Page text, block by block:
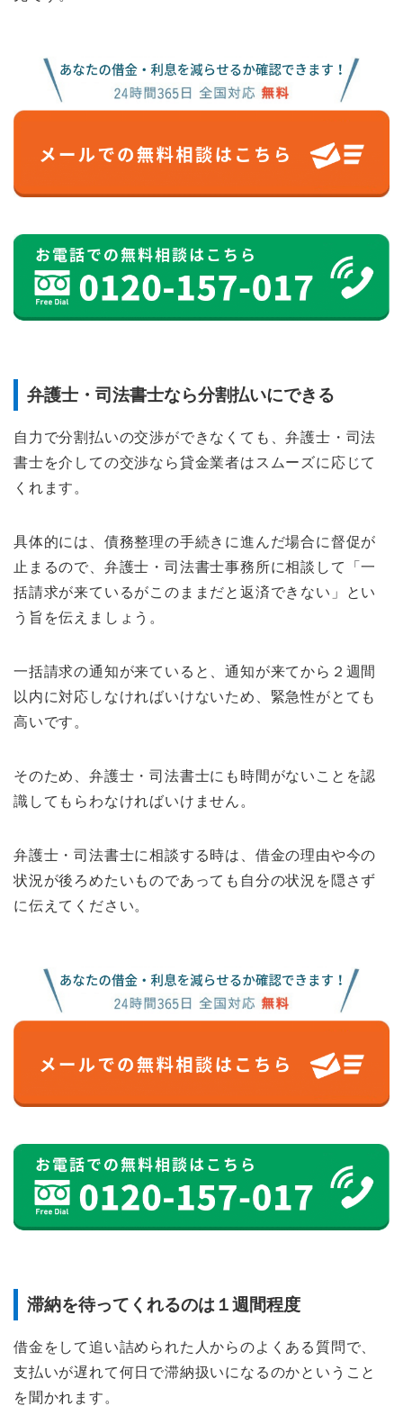
弁護士・司法書士なら分割払いにできる
自力で分割払いの交渉ができなくても、弁護士・司法
書士を介しての交渉なら貸金業者はスムーズに応じて
くれます。
具体的には、債務整理の手続きに進んだ場合に督促が
止まるので、弁護士・司法書士事務所に相談して「一
括請求が来ているがこのままだと返済できない」とい
う旨を伝えましょう。
一括請求の通知が来ていると、通知が来てから２週間
以内に対応しなければいけないため、緊急性がとても
高いです。
そのため、弁護士・司法書士にも時間がないことを認
識してもらわなければいけません。
弁護士・司法書士に相談する時は、借金の理由や今の
状況が後ろめたいものであっても自分の状況を隠さず
に伝えてください。
滞納を待ってくれるのは１週間程度
借金をして追い詰められた人からのよくある質問で、
支払いが遅れて何日で滞納扱いになるのかということ
を聞かれます。